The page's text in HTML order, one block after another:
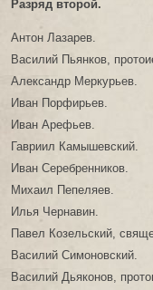
Разряд второй.
Антон Лазарев.
Василий Пьянков,
Александр Меркурьев.
Иван Порфирьев.
Иван Арефьев.
Гавриил Камышевский.
Иван Серебренников.
Михаил Пепеляев.
Илья Чернавин.
Павел Козельский,
Василий Симоновский.
Василий Дьяконов,